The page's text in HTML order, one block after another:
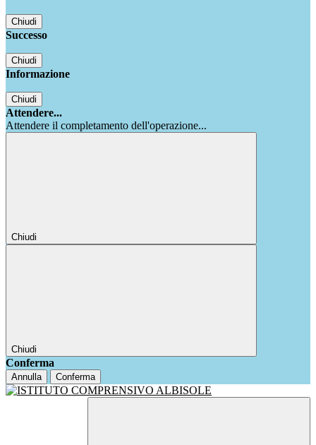
Chiudi
Successo
Chiudi
Informazione
Chiudi
Attendere...
Attendere il completamento dell'operazione...
Chiudi
Chiudi
Conferma
Annulla Conferma